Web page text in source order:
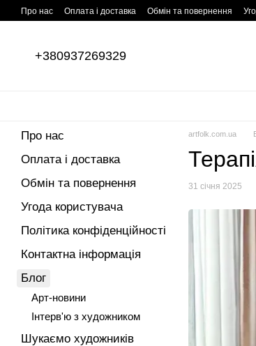
Перейти до основного контенту
Про нас Оплата і доставка Обмін та повернення
+380937269329
artfolk.com.ua
31 січня 2025
Про нас
Оплата і доставка
Обмін та повернення
Угода користувача
Політика конфіденційності
Контактна інформація
Блог
Арт-новини
Інтерв'ю з художником
Шукаємо художників